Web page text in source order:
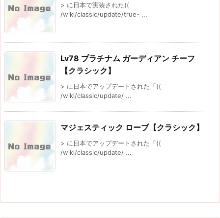
> に日本で実装された((
/wiki/classic/update/true- ...
Lv78 プラチナム ガーディアン チーフ
【クラシック】
> に日本でアップデートされた「((
/wiki/classic/update/ ...
マジェスティック ローブ【クラシック】
> に日本でアップデートされた「((
/wiki/classic/update/ ...